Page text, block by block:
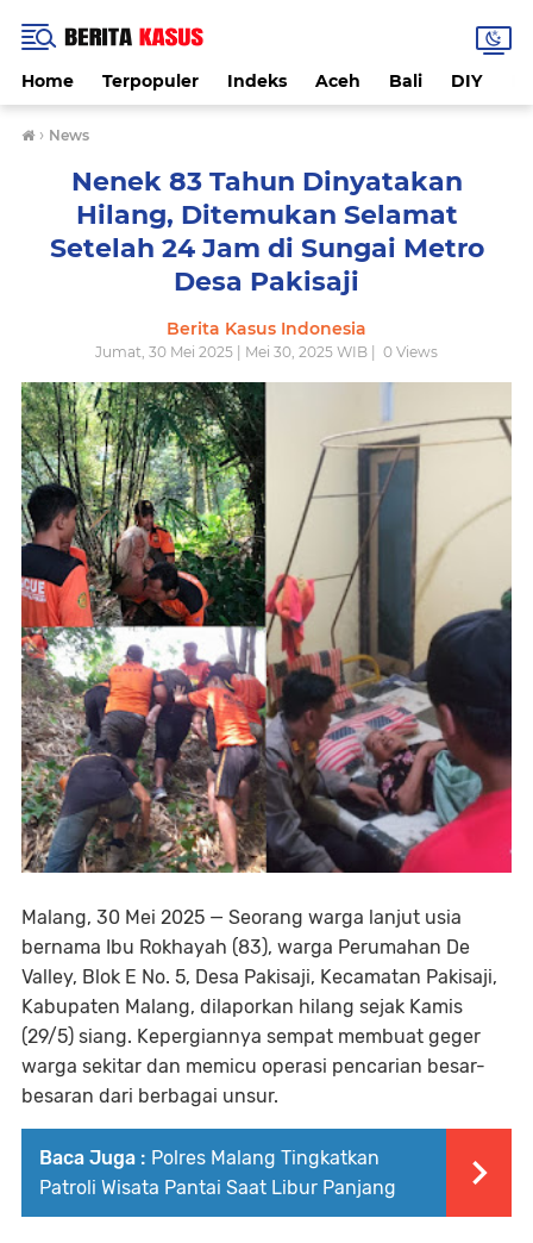
Home Terpopuler Indeks Aceh Bali DIY
› News
Nenek 83 Tahun Dinyatakan
Hilang, Ditemukan Selamat
Setelah 24 Jam di Sungai Metro
Desa Pakisaji
Berita Kasus Indonesia
Jumat, 30 Mei 2025 | Mei 30, 2025 WIB | 0 Views
Malang, 30 Mei 2025 — Seorang warga lanjut usia
bernama Ibu Rokhayah (83), warga Perumahan De
Valley, Blok E No. 5, Desa Pakisaji, Kecamatan Pakisaji,
Kabupaten Malang, dilaporkan hilang sejak Kamis
(29/5) siang. Kepergiannya sempat membuat geger
warga sekitar dan memicu operasi pencarian besar-
besaran dari berbagai unsur.
Baca Juga : Polres Malang Tingkatkan
Patroli Wisata Pantai Saat Libur Panjang